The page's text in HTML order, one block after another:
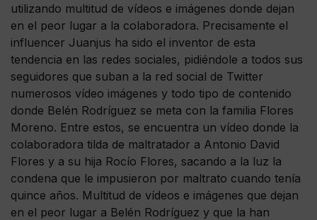
utilizando multitud de vídeos e imágenes donde dejan
en el peor lugar a la colaboradora. Precisamente el
influencer Juanjus ha sido el inventor de esta
tendencia en las redes sociales, pidiéndole a todos sus
seguidores que suban a la red social de Twitter
numerosos vídeo imágenes y todo tipo de contenido
donde Belén Rodríguez se meta con la familia Flores
Moreno. Entre estos, se encuentra un vídeo donde la
colaboradora tilda de maltratador a Antonio David
Flores y a su hija Rocío Flores, sacando a la luz la
condena que le impusieron por maltrato cuando tenía
quince años. Multitud de vídeos e imágenes que dejan
en el peor lugar a Belén Rodríguez y que la han